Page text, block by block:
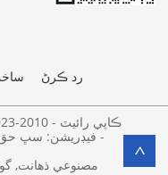
رد ڪرڻ
فيڊريشن: سڀ -
مصنوعي ذهانت,
>